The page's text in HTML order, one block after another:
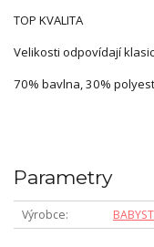
TOP KVALITA
Velikosti odpovídají
70% bavlna, 30%
Parametry
Výrobce